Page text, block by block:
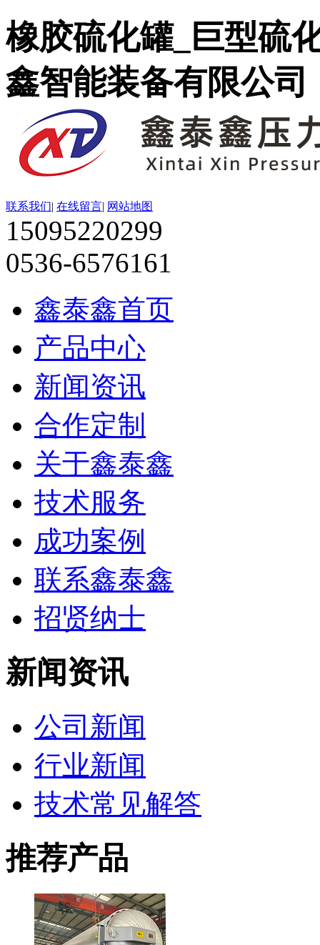
橡胶硫化罐_巨型硫
鑫智能装备有限公司
联系我们| 在线留言| 网站地图
15095220299
0536-6576161
鑫泰鑫首页
产品中心
新闻资讯
合作定制
关于鑫泰鑫
技术服务
成功案例
联系鑫泰鑫
招贤纳士
新闻资讯
公司新闻
行业新闻
技术常见解答
推荐产品